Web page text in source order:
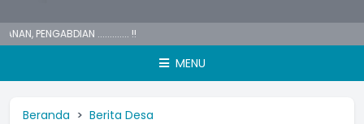
PENGABDIAN ............. !!
MENU
Beranda Berita Desa